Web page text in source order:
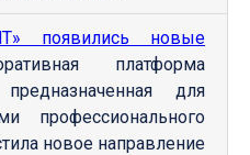
появились новые
платформа
для
профессионального
новое направление